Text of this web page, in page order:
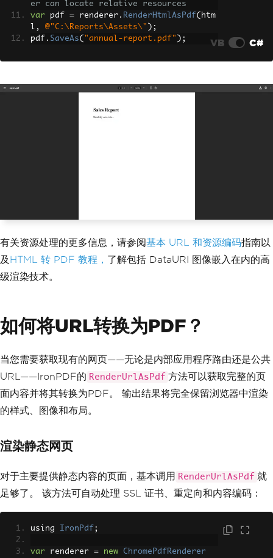
er can locate relative resources
var pdf = renderer . RenderHtmlAsPdf( htm
l , @"C:\Reports\Assets\" );
pdf . SaveAs( "annual-report.pdf" ); VB C#
有关资源处理的更多信息，请参阅基本 URL 和资源编码指南以
及 HTML 转 PDF 教程， 了解包括 DataURI 图像嵌入在内的高
级渲染技术。
如何将URL转换为PDF？
当您需要获取现有的网页——无论是内部应用程序路由还是公共
URL——IronPDF的 RenderUrlAsPdf 方法可以获取完整的页
面内容并将其转换为PDF。 输出结果将完全保留浏览器中渲染
的样式、图像和布局。
渲染静态网页
对于主要提供静态内容的页面，基本调用 RenderUrlAsPdf 就
足够了。 该方法可自动处理 SSL 证书、重定向和内容编码：
using IronPdf ;
var renderer = new
ChromePdfRenderer